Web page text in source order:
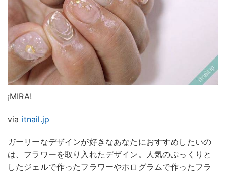
¡MIRA!
via itnail.jp
ガーリーなデザインが好きなあなたにおすすめしたいの
は、フラワーを取り入れたデザイン。人気のぷっくりと
したジェルで作ったフラワーやホログラムで作ったフラ